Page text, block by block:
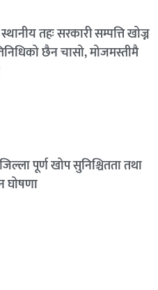
तहः सरकारी सम्पत्ति खोज्न
छैन चासो, मोजमस्तीमै
पूर्ण खोप सुनिश्चितता तथा
घोषणा